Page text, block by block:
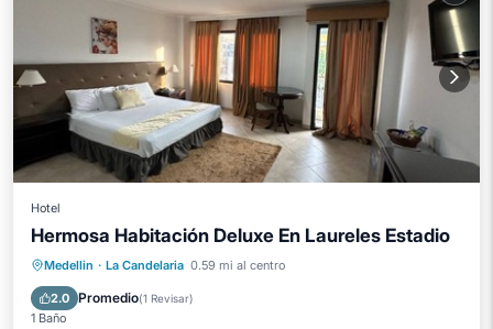
Hotel
Hermosa Habitación Deluxe En Laureles Estadio
Medellin · La Candelaria 0.59 mi al centro
2.0 Promedio(1 Revisar)
1 Baño
Desayuno
Aire acondicionado
Internet